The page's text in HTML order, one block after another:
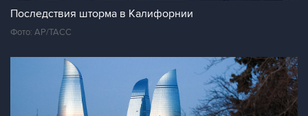
Последствия шторма в Калифорнии
Фото: AP/ТАСС